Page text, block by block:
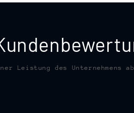
des Unternehmens